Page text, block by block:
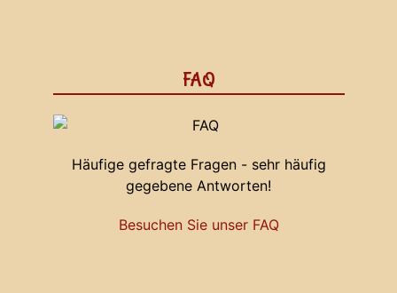
FAQ
Häufige gefragte Fragen - sehr häufig
gegebene Antworten!
Besuchen Sie unser FAQ